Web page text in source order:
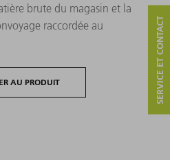
brute du magasin et la
raccordée au
AU PRODUIT SERVICE ET CONTACT